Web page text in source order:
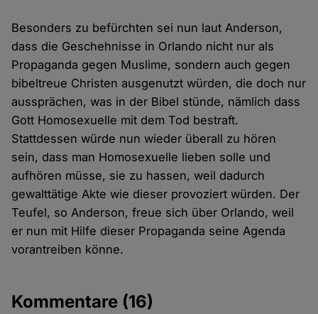
Besonders zu befürchten sei nun laut Anderson,
dass die Geschehnisse in Orlando nicht nur als
Propaganda gegen Muslime, sondern auch gegen
bibeltreue Christen ausgenutzt würden, die doch nur
aussprächen, was in der Bibel stünde, nämlich dass
Gott Homosexuelle mit dem Tod bestraft.
Stattdessen würde nun wieder überall zu hören
sein, dass man Homosexuelle lieben solle und
aufhören müsse, sie zu hassen, weil dadurch
gewalttätige Akte wie dieser provoziert würden. Der
Teufel, so Anderson, freue sich über Orlando, weil
er nun mit Hilfe dieser Propaganda seine Agenda
vorantreiben könne.
Kommentare (16)